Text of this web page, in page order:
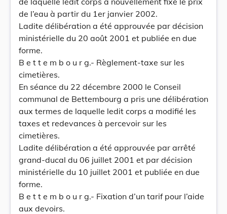
de l’eau à partir du 1er janvier 2002.
Ladite délibération a été approuvée par décision
ministérielle du 20 août 2001 et publiée en due
forme.
B e t t e m b o u r g.- Règlement-taxe sur les
cimetières.
En séance du 22 décembre 2000 le Conseil
communal de Bettembourg a pris une délibération
aux termes de laquelle ledit corps a modifié les
taxes et redevances à percevoir sur les
cimetières.
Ladite délibération a été approuvée par arrêté
grand-ducal du 06 juillet 2001 et par décision
ministérielle du 10 juillet 2001 et publiée en due
forme.
B e t t e m b o u r g.- Fixation d’un tarif pour l’aide
aux devoirs.